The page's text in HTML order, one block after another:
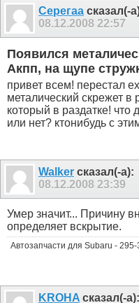
Серегаа сказал(-
08.12.2008 22:57
Появился
Акпп, на щупе
привет всем! перестал
металический скрежет в
который в раздатке! что
или нет? ктонибудь с
Walker сказал(-а):
08.12.2008 23:39
Умер значит... Причину
определяет вскрытие.
Автозапчасти для Subaru -
KROHA сказал(-а):